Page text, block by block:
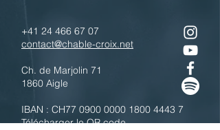
+41 24 466 67 07
contact@chable-croix.net
Ch. de Marjolin 71
1860 Aigle
IBAN : CH77 0900 0000 1800 4443 7
Télécharger le QR code